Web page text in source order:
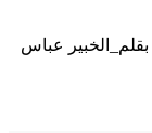
الخاص بغزوة خيبر عام 630م بقلم_الخبير عباس